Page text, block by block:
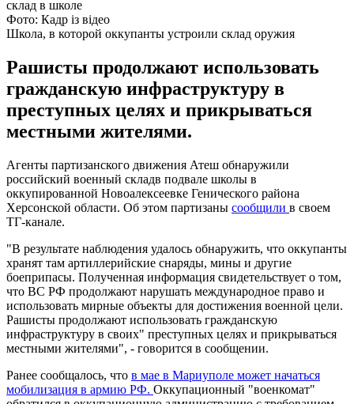
Фото: Кадр із відео
Школа, в которой оккупанты устроили склад оружия
Рашисты продолжают использовать
гражданскую инфраструктуру в
преступных целях и прикрываться
местными жителями.
Агенты партизанского движения Атеш обнаружили
российский военный складв подвале школы в
оккупированной Новоалексеевке Генического района
Херсонской области. Об этом партизаны сообщили в своем
ТГ-канале.
"В результате наблюдения удалось обнаружить, что оккупанты
хранят там артиллерийские снаряды, мины и другие
боеприпасы. Полученная информация свидетельствует о том,
что ВС РФ продолжают нарушать международное право и
использовать мирные объекты для достижения военной цели.
Рашисты продолжают использовать гражданскую
инфраструктуру в своих" преступных целях и прикрываться
местными жителями", - говорится в сообщении.
Ранее сообщалось, что в мае в Мариуполе может начаться
мобилизация в армию РФ. Оккупационный "военкомат"